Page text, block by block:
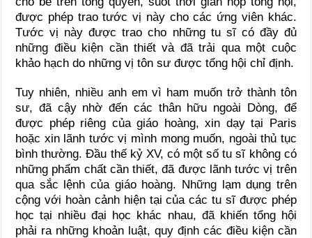
được phép trao tước vị này cho các ứng viên khác.
Tước vị này được trao cho những tu sĩ có đầy đủ
những điều kiện cần thiết và đã trải qua một cuộc
khảo hạch do những vị tôn sư được tổng hội chỉ định.
Tuy nhiên, nhiều anh em vì ham muốn trở thành tôn
sư, đã cậy nhờ đến các thân hữu ngoài Dòng, để
được phép riêng của giáo hoàng, xin dạy tại Paris
hoặc xin lãnh tước vị mình mong muốn, ngoài thủ tục
bình thường. Đầu thế kỷ XV, có một số tu sĩ không có
những phẩm chất cần thiết, đã được lãnh tước vị trên
qua sắc lệnh của giáo hoàng. Những lạm dụng trên
cộng với hoàn cảnh hiện tại của các tu sĩ được phép
học tại nhiều đại học khác nhau, đã khiến tổng hội
phải ra những khoản luật, quy định các điều kiện cần